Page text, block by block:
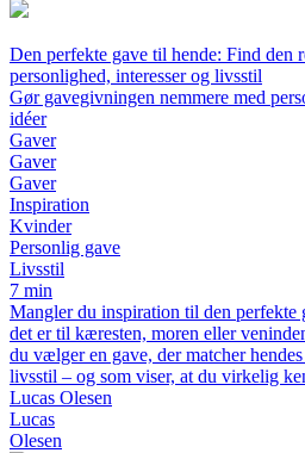
Den perfekte gave til hende: Find den
personlighed, interesser og livsstil
Gør gavegivningen nemmere med
idéer
Gaver
Gaver
Gaver
Inspiration
Kvinder
Personlig gave
Livsstil
7 min
Mangler du inspiration til den perfekte
det er til kæresten, moren eller
du vælger en gave, der matcher
livsstil – og som viser, at du virkelig
Lucas Olesen
Lucas
Olesen